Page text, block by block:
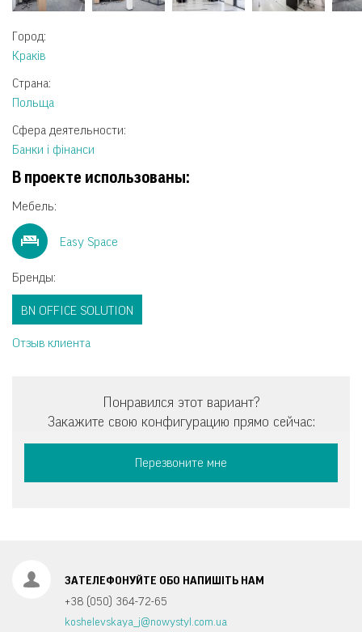
Город:
Краків
Страна:
Польща
Сфера деятельности:
Банки і фінанси
В проекте использованы:
Мебель:
Easy Space
Бренды:
BN OFFICE SOLUTION
Отзыв клиента
Понравился этот вариант?
Закажите свою конфигурацию прямо сейчас:
Перезвоните мне
ЗАТЕЛЕФОНУЙТЕ ОБО НАПИШIТЬ НАМ
+38 (050) 364-72-65
koshelevskaya_j@nowystyl.com.ua